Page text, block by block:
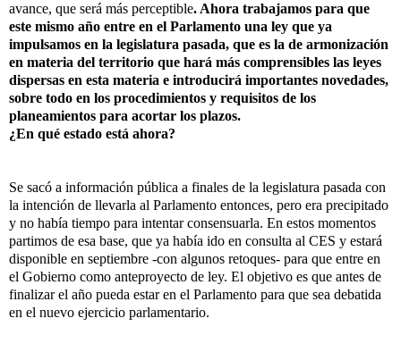
avance, que será más perceptible. Ahora trabajamos para que
este mismo año entre en el Parlamento una ley que ya
impulsamos en la legislatura pasada, que es la de armonización
en materia del territorio que hará más comprensibles las leyes
dispersas en esta materia e introducirá importantes novedades,
sobre todo en los procedimientos y requisitos de los
planeamientos para acortar los plazos.
¿En qué estado está ahora?
Se sacó a información pública a finales de la legislatura pasada con
la intención de llevarla al Parlamento entonces, pero era precipitado
y no había tiempo para intentar consensuarla. En estos momentos
partimos de esa base, que ya había ido en consulta al CES y estará
disponible en septiembre -con algunos retoques- para que entre en
el Gobierno como anteproyecto de ley. El objetivo es que antes de
finalizar el año pueda estar en el Parlamento para que sea debatida
en el nuevo ejercicio parlamentario.